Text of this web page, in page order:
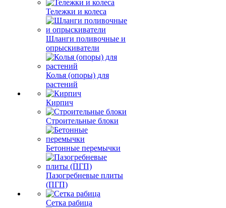
Тележки и колеса
Шланги поливочные и
опрыскиватели
Колья (опоры) для
растений
Кирпич
Строительные блоки
Бетонные перемычки
Пазогребневые плиты
(ПГП)
Сетка рабица